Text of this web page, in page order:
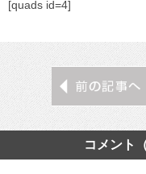
[quads id=4]
コメント